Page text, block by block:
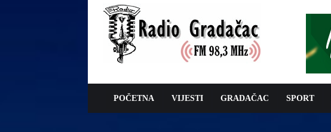
POČETNA VIJESTI GRADAČAC SPORT